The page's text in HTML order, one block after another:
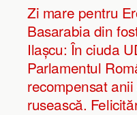
Zi mare pentru
Basarabia din
Ilașcu: În ciuda
Parlamentul
recompensat
rusească.